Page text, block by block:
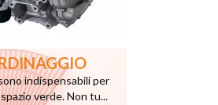
indispensabili per
verde. Non tu...